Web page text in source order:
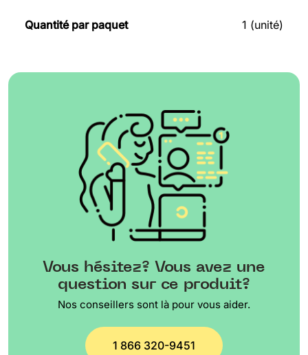
Quantité par paquet 1 (unité)
Vous hésitez? Vous avez une
question sur ce produit?
Nos conseillers sont là pour vous aider.
1 866 320-9451